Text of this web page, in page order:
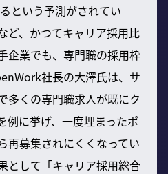
という予測がされてい
ど、かつてキャリア採用比
企業でも、専門職の採用枠
社長の大澤氏は、サ
多くの専門職求人が既にク
例に挙げ、一度埋まったポ
再募集されにくくなってい
として「キャリア採用総合